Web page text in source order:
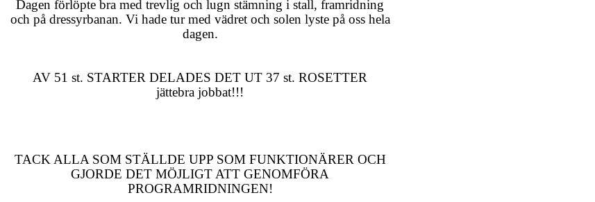
Dagen förlöpte bra med trevlig och lugn stämning i stall, framridning
och på dressyrbanan. Vi hade tur med vädret och solen lyste på oss hela
dagen.
AV 51 st. STARTER DELADES DET UT 37 st. ROSETTER
jättebra jobbat!!!
TACK ALLA SOM STÄLLDE UPP SOM FUNKTIONÄRER OCH
GJORDE DET MÖJLIGT ATT GENOMFÖRA
PROGRAMRIDNINGEN!